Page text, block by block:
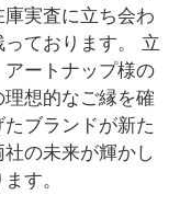
実査に立ち会わ
ております。 立
ートナップ様の
想的なご縁を確
ブランドが新た
の未来が輝かし
す。